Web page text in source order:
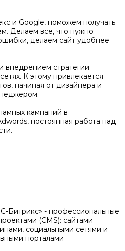
и Google, поможем получать
Делаем все, что нужно:
делаем сайт удобнее
внедрением стратегии
К этому привлекается
начиная от дизайнера и
кампаний в
постоянная работа над
Битрикс» - профессиональные
(CMS): сайтами
социальными сетями и
порталами